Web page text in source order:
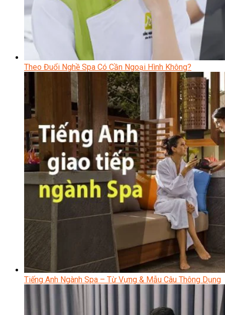
Theo Đuổi Nghề Spa Có Cần Ngoại Hình Không?
Tiếng Anh Ngành Spa – Từ Vựng & Mẫu Câu Thông Dụng